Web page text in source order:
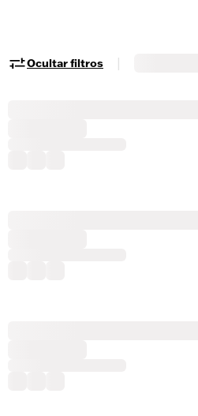
Ocultar filtros